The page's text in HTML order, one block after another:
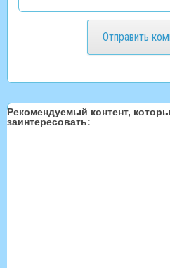
Рекомендуемый контент,
заинтересовать: